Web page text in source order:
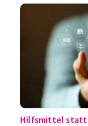
Novelle müsse
Sicht der
nicht länger auf
Verbesserungen
Hilfsmittel statt